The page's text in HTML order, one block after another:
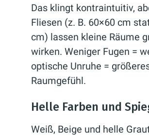
Das klingt kontraintuitiv,
Fliesen (z. B. 60×60 cm
cm) lassen kleine Räume
wirken. Weniger Fugen =
optische Unruhe =
Raumgefühl.
Helle Farben und
Weiß, Beige und helle